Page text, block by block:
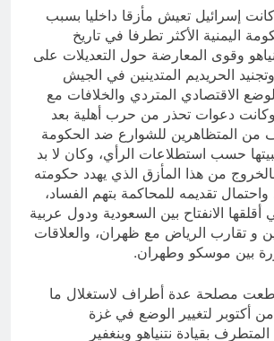
إسرائيل تعيش مأزقا داخليا بسبب
اليمنية الأكثر تطرفا في تاريخ
وقوى المعارضة حول التعديلات على
الحريديم المتدينين في الجيش
الاقتصادي المتردي والخلافات مع
وكانت دعوات تحذر من حرب أهلية بعد
من المتظاهرين للشوارع ضد الحكومة
حسب استطلاعات الرأي، وكان لا بد
بالخروج من هذا المأزق الذي يهدد حكومته
واحتمال تقديمه للمحاكمة بتهم الفساد،
الانفتاح بين السعودية ودول عربية
و تقارب الرياض مع ظهران، والعلاقات
بين موسكو وطهران.
مصلحة عدة أطراف لاستغلال ما
أكتوبر لتغيير الوضع في غزة
بقيادة نتنياهو وبنغفير